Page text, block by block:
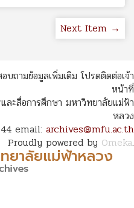
Next Item →
ถามข้อมูลเพิ่มเติม โปรดติดต่อเจ้า
หน้าที่
ะสื่อการศึกษา มหาวิทยาลัยแม่ฟ้า
หลวง
email: archives@mfu.ac.th
Proudly powered by Omeka.